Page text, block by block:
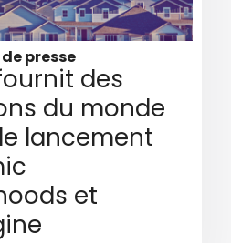
presse
des
du monde
lancement
et